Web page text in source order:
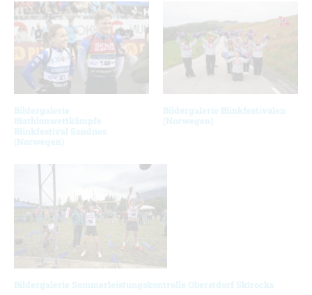
Bildergalerie
Biathlonwettkämpfe
Blinkfestival Sandnes
(Norwegen)
Bildergalerie Blinkfestivalen
(Norwegen)
Bildergalerie Sommerleistungskontrolle Oberstdorf Skirocks